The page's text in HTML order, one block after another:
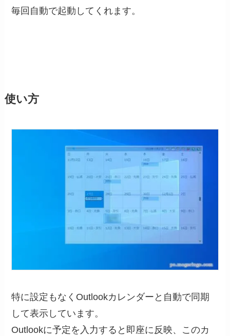
毎回自動で起動してくれます。
使い方
特に設定もなくOutlookカレンダーと自動で同期
して表示しています。
Outlookに予定を入力すると即座に反映、このカ